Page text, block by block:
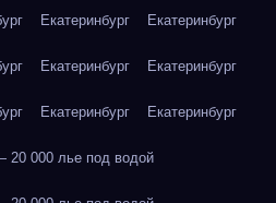
Екатеринбург Екатеринбург
Екатеринбург Екатеринбург
Екатеринбург Екатеринбург
000 лье под водой